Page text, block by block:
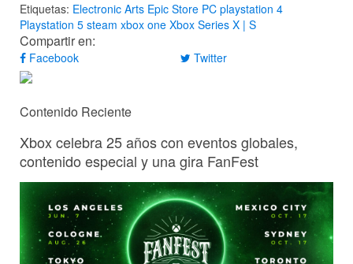
Etiquetas: Electronic Arts Epic Store PC playstation 4
Playstation 5 steam xbox one Xbox Series X | S
Compartir en:
Facebook Twitter
Contenido Reciente
Xbox celebra 25 años con eventos globales,
contenido especial y una gira FanFest